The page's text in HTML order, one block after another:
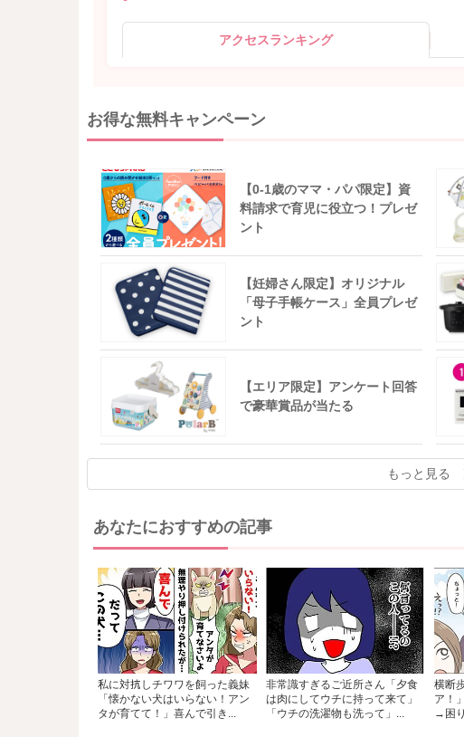
アクセスランキング
お得な無料キャンペーン
【0-1歳のママ・パパ限定】資
料請求で育児に役立つ！プレゼ
ント
【妊婦さん限定】オリジナル
「母子手帳ケース」全員プレゼ
ント
【エリア限定】アンケート回答
で豪華賞品が当たる
もっと見る
あなたにおすすめの記事
私に対抗しチワワを飼った義妹
「懐かない犬はいらない！アン
タが育てて！」喜んで引き...
非常識すぎるご近所さん「夕食
は肉にしてウチに持って来て」
「ウチの洗濯物も洗って」...
横断
ア！
→困